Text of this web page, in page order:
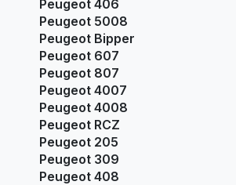
Peugeot 406
Peugeot 5008
Peugeot Bipper
Peugeot 607
Peugeot 807
Peugeot 4007
Peugeot 4008
Peugeot RCZ
Peugeot 205
Peugeot 309
Peugeot 408